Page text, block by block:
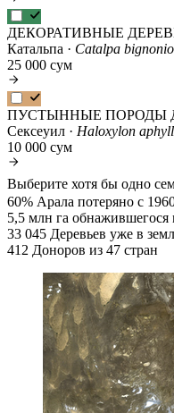
ДЕКОРАТИВНЫЕ
Катальпа · Catalpa
25 000 сум
ПУСТЫННЫЕ ПОРОДЫ
Сексеуил · Haloxylon
10 000 сум
Выберите хотя бы одно
60% Арала потеряно с
5,5 млн га обнажившегося
33 045 Деревьев уже в
412 Доноров из 47 стран